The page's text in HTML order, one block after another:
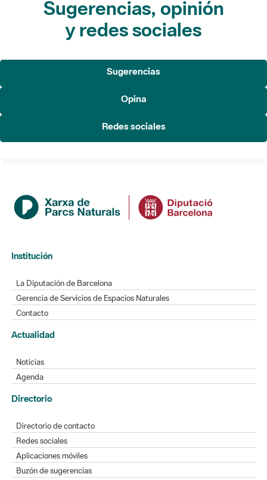
Sugerencias
Institución
Gerencia de Servicios de Espacios Naturales
Actualidad
Noticias
Agenda
Directorio de contacto
Redes sociales
Buzón de sugerencias
Opinión sobre los parques